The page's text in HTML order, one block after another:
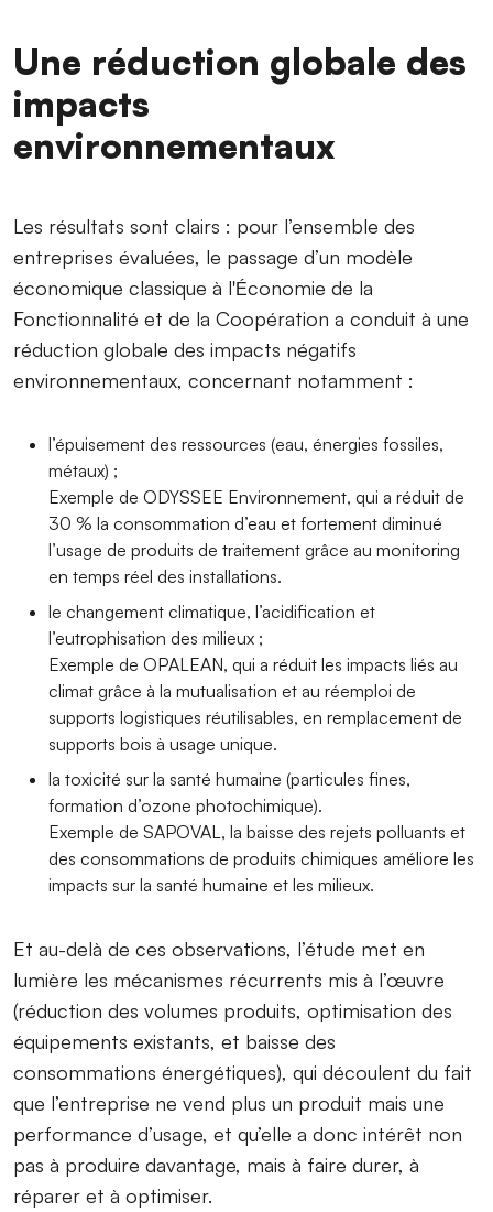
Une réduction globale des
impacts
environnementaux
Les résultats sont clairs : pour l’ensemble des
entreprises évaluées, le passage d’un modèle
économique classique à l'Économie de la
Fonctionnalité et de la Coopération a conduit à une
réduction globale des impacts négatifs
environnementaux, concernant notamment :
l’épuisement des ressources (eau, énergies fossiles,
métaux) ;
Exemple de ODYSSEE Environnement, qui a réduit de
30 % la consommation d’eau et fortement diminué
l’usage de produits de traitement grâce au monitoring
en temps réel des installations.
le changement climatique, l’acidification et
l’eutrophisation des milieux ;
Exemple de OPALEAN, qui a réduit les impacts liés au
climat grâce à la mutualisation et au réemploi de
supports logistiques réutilisables, en remplacement de
supports bois à usage unique.
la toxicité sur la santé humaine (particules fines,
formation d’ozone photochimique).
Exemple de SAPOVAL, la baisse des rejets polluants et
des consommations de produits chimiques améliore les
impacts sur la santé humaine et les milieux.
Et au-delà de ces observations, l’étude met en
lumière les mécanismes récurrents mis à l’œuvre
(réduction des volumes produits, optimisation des
équipements existants, et baisse des
consommations énergétiques), qui découlent du fait
que l’entreprise ne vend plus un produit mais une
performance d’usage, et qu’elle a donc intérêt non
pas à produire davantage, mais à faire durer, à
réparer et à optimiser.